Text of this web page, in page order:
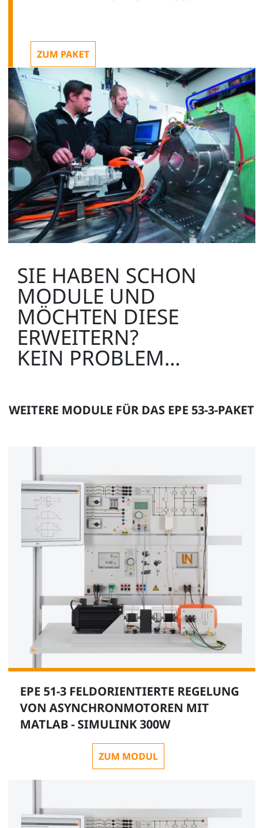
ZUM PAKET
SIE HABEN SCHON
MODULE UND
MÖCHTEN DIESE
ERWEITERN?
KEIN PROBLEM...
WEITERE MODULE FÜR DAS EPE 53-3-PAKET
EPE 51-3 FELDORIENTIERTE REGELUNG
VON ASYNCHRONMOTOREN MIT
MATLAB - SIMULINK 300W
ZUM MODUL